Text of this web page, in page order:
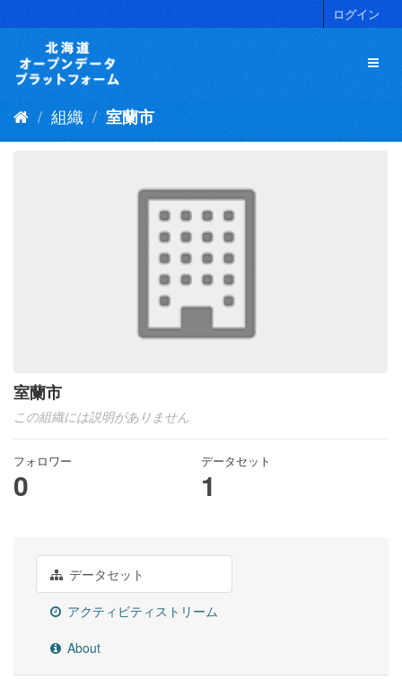
キ
ログイン
組織 室蘭市
室蘭市
この組織には説明がありません
フォロワー
0
データセット
1
データセット
アクティビティストリーム
About